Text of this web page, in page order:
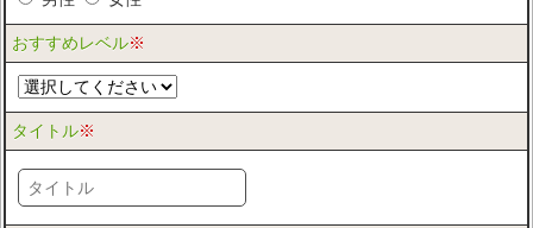
おすすめレベル※
タイトル※